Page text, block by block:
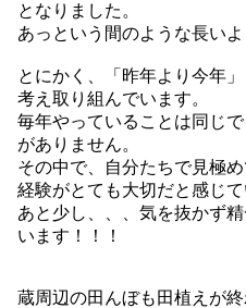
となりました。
あっという間のような長いよ
とにかく、「昨年より今年
考え取り組んでいます。
毎年やっていることは同じ
がありません。
その中で、自分たちで見極
経験がとても大切だと感じて
あと少し、、、気を抜かず
います！！！
蔵周辺の田んぼも田植えが